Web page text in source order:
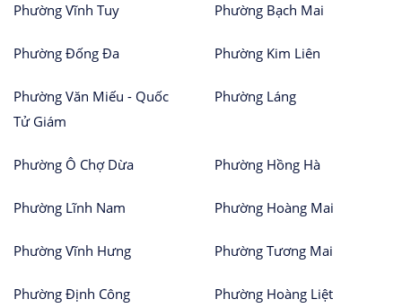
Phường Vĩnh Tuy Phường Bạch Mai
Phường Đống Đa Phường Kim Liên
Phường Văn Miếu - Quốc
Tử Giám
Phường Láng
Phường Ô Chợ Dừa Phường Hồng Hà
Phường Lĩnh Nam Phường Hoàng Mai
Phường Vĩnh Hưng Phường Tương Mai
Phường Định Công Phường Hoàng Liệt